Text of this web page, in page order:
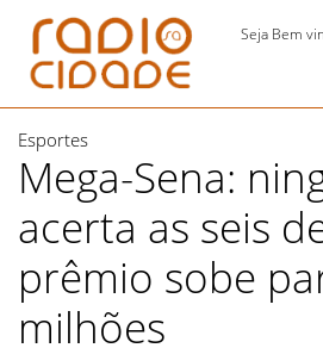
Seja Bem
Esportes
Mega-Sena:
acerta as seis
prêmio sobe
milhões